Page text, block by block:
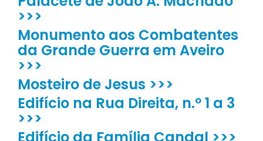
>>>
Monumento aos Combatentes
da Grande Guerra em Aveiro
>>>
Mosteiro de Jesus >>>
Edifício na Rua Direita, n.º 1 a 3
>>>